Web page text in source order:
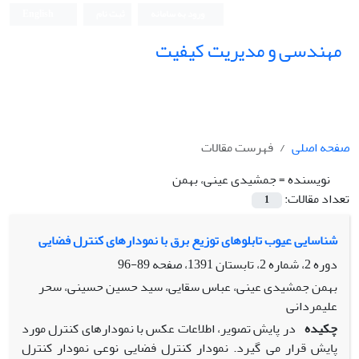
مهندسی و مدیریت کیفیت
صفحه اصلی
فهرست مقالات
نویسنده =جمشیدی عینی، بهمن
تعداد مقالات:
1
شناسایی عیوب تابلوهای توزیع برق با نمودارهای کنترل فضایی
دوره 2، شماره 2، تابستان 1391، صفحه
89-96
بهمن جمشیدی عینی، عباس سقایی، سید حسین حسینی، سحر
علیمردانی
چکیده در پایش تصویر، اطلاعات عکس با نمودارهای کنترل مورد
پایش قرار می گیرد. نمودار کنترل فضایی نوعی نمودار کنترل